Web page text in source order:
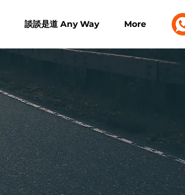
談談是道 Any Way More